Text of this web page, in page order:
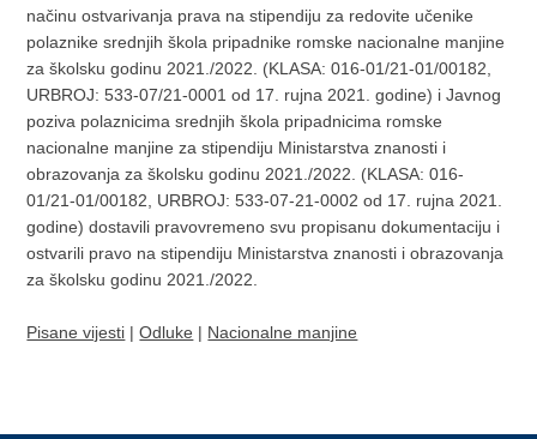
načinu ostvarivanja prava na stipendiju za redovite učenike
polaznike srednjih škola pripadnike romske nacionalne manjine
za školsku godinu 2021./2022. (KLASA: 016-01/21-01/00182,
URBROJ: 533-07/21-0001 od 17. rujna 2021. godine) i Javnog
poziva polaznicima srednjih škola pripadnicima romske
nacionalne manjine za stipendiju Ministarstva znanosti i
obrazovanja za školsku godinu 2021./2022. (KLASA: 016-
01/21-01/00182, URBROJ: 533-07-21-0002 od 17. rujna 2021.
godine) dostavili pravovremeno svu propisanu dokumentaciju i
ostvarili pravo na stipendiju Ministarstva znanosti i obrazovanja
za školsku godinu 2021./2022.
Pisane vijesti |Odluke | Nacionalne manjine